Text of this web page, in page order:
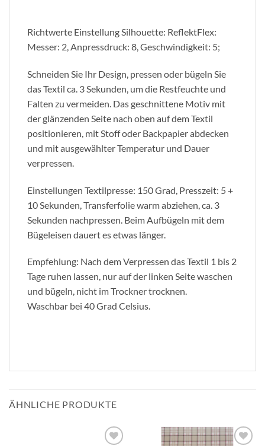
Richtwerte Einstellung Silhouette: ReflektFlex:
Messer: 2, Anpressdruck: 8, Geschwindigkeit: 5;
Schneiden Sie Ihr Design, pressen oder bügeln Sie
das Textil ca. 3 Sekunden, um die Restfeuchte und
Falten zu vermeiden. Das geschnittene Motiv mit
der glänzenden Seite nach oben auf dem Textil
positionieren, mit Stoff oder Backpapier abdecken
und mit ausgewählter Temperatur und Dauer
verpressen.
Einstellungen Textilpresse: 150 Grad, Presszeit: 5 +
10 Sekunden, Transferfolie warm abziehen, ca. 3
Sekunden nachpressen. Beim Aufbügeln mit dem
Bügeleisen dauert es etwas länger.
Empfehlung: Nach dem Verpressen das Textil 1 bis 2
Tage ruhen lassen, nur auf der linken Seite waschen
und bügeln, nicht im Trockner trocknen.
Waschbar bei 40 Grad Celsius.
ÄHNLICHE PRODUKTE